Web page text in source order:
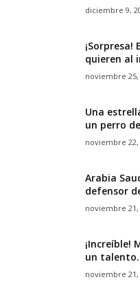
diciembre 9,
¡Sorpresa!
quieren al
noviembre 25,
Una
un perro
noviembre 22,
Arabia
defensor
noviembre 21,
¡Increíble!
un
noviembre 21,